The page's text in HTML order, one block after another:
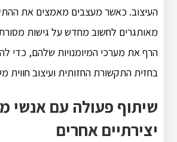
העיצוב. כאשר מעצבים מאמצים את
מאותגרים לחשוב מחדש על גישות
הרף את מערכי המיומנויות שלהם, כדי
בחזית התקשורת החזותית ועיצוב
שיתוף פעולה עם אנשי
יצירתיים אחרים